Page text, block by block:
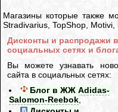
Магазины которые также
Stradivarius, TopShop,
Дисконты и распродажи в
социальных сетях и
Вы можете узнавать
сайта в социальных сетях:
Блог в ЖЖ Adidas-
Salomon-Reebok,